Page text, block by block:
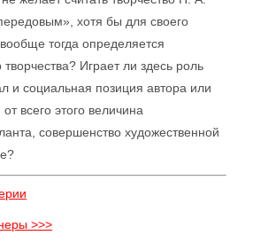
хотя бы для своего
тогда определяется
Играет ли здесь роль
и социальная позиция автора или
всего этого величина
совершенство художественной
>>>